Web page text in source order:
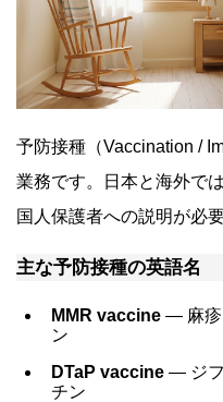
予防接種（Vaccination /
業務です。日本と海外で
国人保護者への説明が必
主な予防接種の英語名
MMR vaccine ― 麻疹
ン
DTaP vaccine ― ジフ
チン